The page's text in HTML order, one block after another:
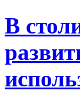
В